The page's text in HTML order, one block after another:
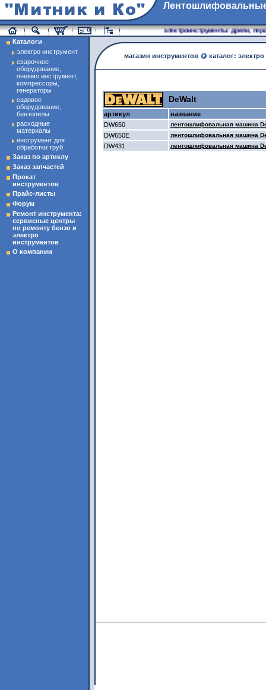
электроинструменты: дрели,
магазин инструменты
магазин инструментов каталог:
DeWalt
артикул
название
DW650
лентошлифовальная машина
DW650E лентошлифовальная машина
DW431 лентошлифовальная машина
Каталоги
электро инструмент
сварочное
оборудование,
пневмо инструмент,
компрессоры,
генераторы
садовое
оборудование,
бензопилы
расходные
материалы
инструмент для
обработки труб
Заказ по артиклу
Заказ запчастей
Прокат
инструментов
Прайс-листы
Форум
Ремонт инструмента:
сервисные центры
по ремонту бензо и
электро
инструментов
О компании